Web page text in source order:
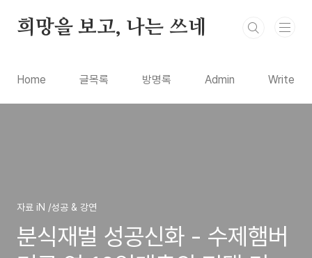
희망을 보고, 나는 쓰네
Home 글목록 방명록 Admin Write
자료 iN /성공 & 강연
분식재벌 성공신화 - 수제햄버